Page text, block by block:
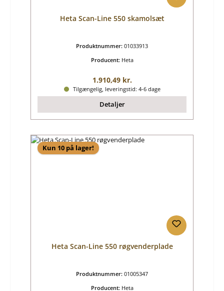
Heta Scan-Line 550 skamolsæt
Produktnummer: 01033913
Producent: Heta
Almindelig pris:
1.910,49 kr.
Tilgængelig, leveringstid: 4-6 dage
Detaljer
Kun 10 på lager!
Heta Scan-Line 550 røgvenderplade
Produktnummer: 01005347
Producent: Heta